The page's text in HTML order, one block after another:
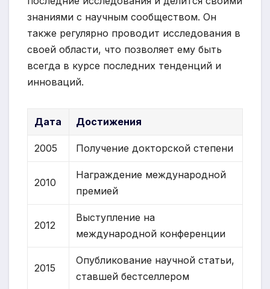
знаниями с научным сообществом. Он
также регулярно проводит исследования в
своей области, что позволяет ему быть
всегда в курсе последних тенденций и
инноваций.
Дата Достижения
2005 Получение докторской степени
2010
Награждение международной
премией
2012
Выступление на
международной конференции
2015
Опубликование научной статьи,
ставшей бестселлером